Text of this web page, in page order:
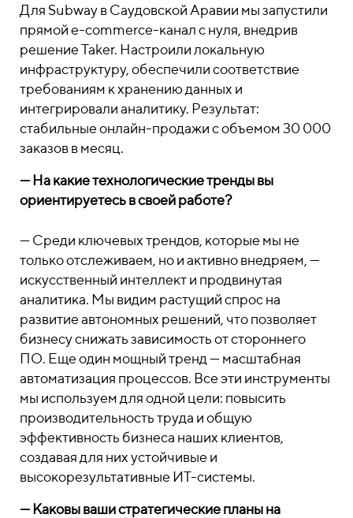
Для Subway в Саудовской Аравии мы запустили
прямой e-commerce-канал с нуля, внедрив
решение Taker. Настроили локальную
инфраструктуру, обеспечили соответствие
требованиям к хранению данных и
интегрировали аналитику. Результат:
стабильные онлайн-продажи с объемом 30 000
заказов в месяц.
— На какие технологические тренды вы
ориентируетесь в своей работе?
— Среди ключевых трендов, которые мы не
только отслеживаем, но и активно внедряем, —
искусственный интеллект и продвинутая
аналитика. Мы видим растущий спрос на
развитие автономных решений, что позволяет
бизнесу снижать зависимость от стороннего
ПО. Еще один мощный тренд — масштабная
автоматизация процессов. Все эти инструменты
мы используем для одной цели: повысить
производительность труда и общую
эффективность бизнеса наших клиентов,
создавая для них устойчивые и
высокорезультативные ИТ-системы.
— Каковы ваши стратегические планы на